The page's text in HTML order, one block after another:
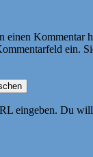
Kommentar
ein.
eingeben. Du